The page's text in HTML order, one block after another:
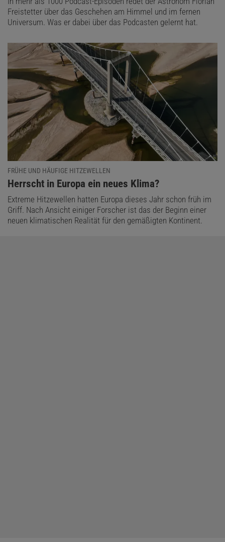
Freistetter über das Geschehen am Himmel und im fernen
Universum. Was er dabei über das Podcasten gelernt hat.
FRÜHE UND HÄUFIGE HITZEWELLEN
:
Herrscht in Europa ein neues Klima?
Extreme Hitzewellen hatten Europa dieses Jahr schon früh im
Griff. Nach Ansicht einiger Forscher ist das der Beginn einer
neuen klimatischen Realität für den gemäßigten Kontinent.